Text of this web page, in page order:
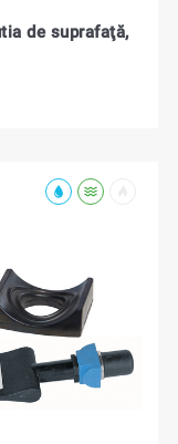
de suprafaţă,